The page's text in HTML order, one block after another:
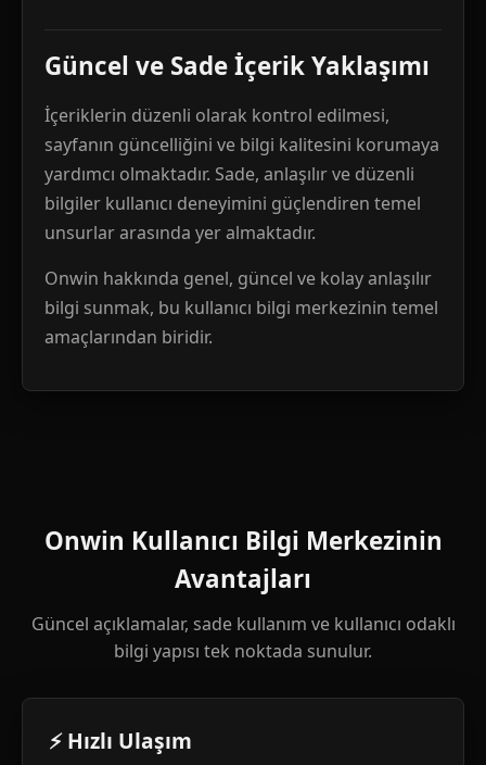
Güncel ve Sade İçerik Yaklaşımı
İçeriklerin düzenli olarak kontrol edilmesi,
sayfanın güncelliğini ve bilgi kalitesini korumaya
yardımcı olmaktadır. Sade, anlaşılır ve düzenli
bilgiler kullanıcı deneyimini güçlendiren temel
unsurlar arasında yer almaktadır.
Onwin hakkında genel, güncel ve kolay anlaşılır
bilgi sunmak, bu kullanıcı bilgi merkezinin temel
amaçlarından biridir.
Onwin Kullanıcı Bilgi Merkezinin
Avantajları
Güncel açıklamalar, sade kullanım ve kullanıcı odaklı
bilgi yapısı tek noktada sunulur.
⚡ Hızlı Ulaşım